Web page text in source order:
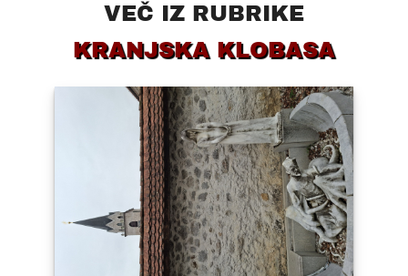
VEČ IZ RUBRIKE
KRANJSKA KLOBASA